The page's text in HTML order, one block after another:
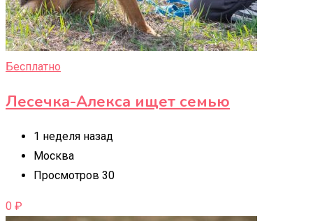
Бесплатно
Лесечка-Алекса ищет семью
1 неделя назад
Москва
Просмотров 30
0 ₽